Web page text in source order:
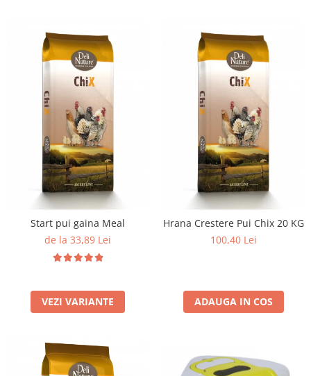
Start pui gaina Meal
de la 33,89 Lei
VEZI VARIANTE
Hrana Crestere Pui Chix 20 KG
100,40 Lei
ADAUGA IN COS